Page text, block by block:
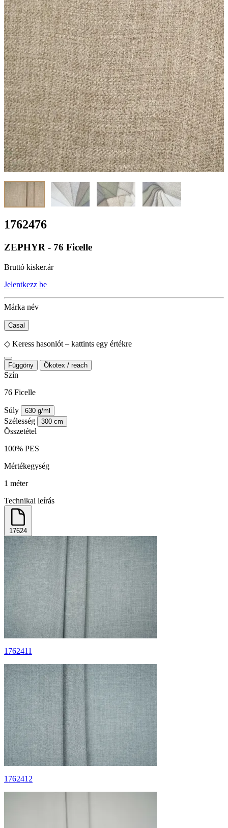
1762476
ZEPHYR - 76 Ficelle
Bruttó kisker.ár
Jelentkezz be
Márka név
Casal
◇ Keress hasonlót – kattints egy értékre
Függöny Ökotex / reach
Szín
76 Ficelle
Súly 630 g/ml
Szélesség 300 cm
Összetétel
100% PES
Mértékegység
1 méter
Technikai leírás
17624
1762411
1762412